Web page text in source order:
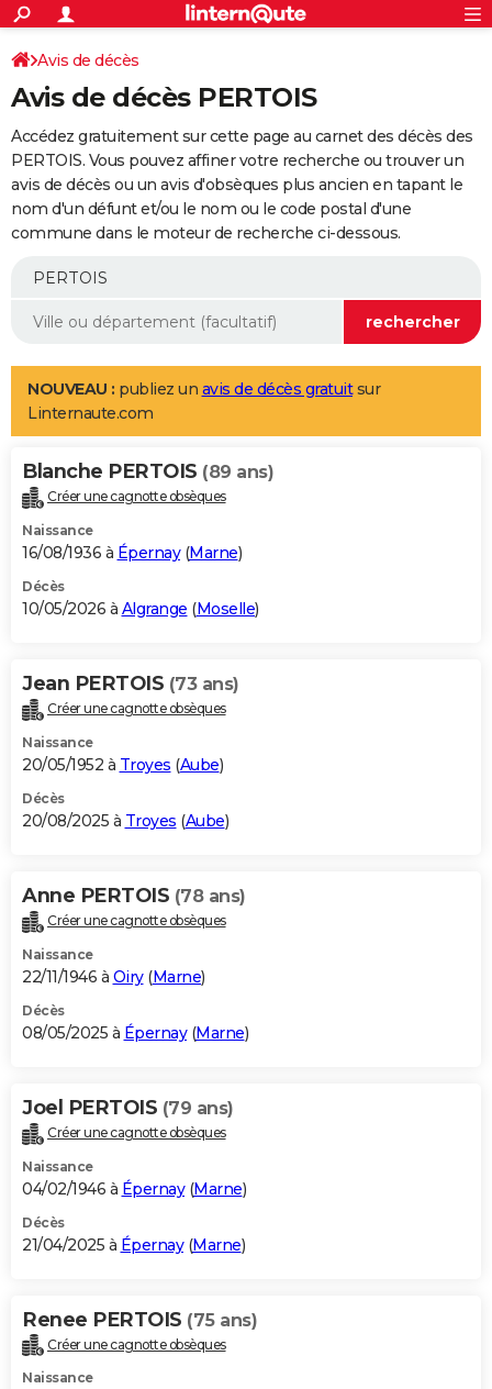
ACTUALITÉS
Politique
Société
Faits Divers
Education
Monde
Villes
+
SPORT
Coupe du monde 2026
Football
Tennis
Cyclisme
Rugby
Forum
Programme TV
TNT
Streaming
Cinéma
Sorties cinéma
Musique
+
FINANCE
Retraite
Epargne
Immobilier
Risques naturels par ville
Banque
Assurance
AUTO
Essais
Réserver un essai
Citadines
Berlines
SUV
Forum auto
+
Mobiles
Meilleur smartphone
Internet
Ordinateurs
Jeux vidéo
Guide high-tech
Aménagement intérieur
LIFESTYLE
Art de vivre
Bien-être
Loisirs
Mode
Modes de vie
Alimentation
Guide de la santé
Maladies
Médicaments
Sommeil
VOYAGE
Destinations
City break
Voyage nature
Voyage de noces
Forum
Climat
+PHOTO
GUIDES D'ACHAT
BONS PLANS
Carte de Noël
Carte Bonne année
Carte Saint-Valentin
Carte Pâques
Carte d'anniversaire
DICTIONNAIRE
Dictionnaire
Biographies
Citations
Expressions
Proverbes
PROGRAMME TV
S'inscrire
Se connecter
Lycées
Collèges
Primaires
Universités
Entreprises
Service militaire
Avis de recherche
AVIS DE DÉCÈS
Bricolage
Lifestyle
Culture
Sport
Auto
Television
Voyage
Cinema
Avis de décès
Avis de décès PERTOIS
Accédez gratuitement sur cette page au carnet des décès des
PERTOIS. Vous pouvez affiner votre recherche ou trouver un
avis de décès ou un avis d'obsèques plus ancien en tapant le
nom d'un défunt et/ou le nom ou le code postal d'une
commune dans le moteur de recherche ci-dessous.
NOUVEAU : publiez un avis de décès gratuitsur
Linternaute.com
Blanche PERTOIS (89 ans)
Créer une cagnotte obsèques
Naissance
16/08/1936 à Épernay(Marne)
Décès
10/05/2026 à Algrange (Moselle)
Jean PERTOIS (73 ans)
Créer une cagnotte obsèques
Naissance
20/05/1952 à Troyes (Aube)
Décès
20/08/2025 à Troyes (Aube)
Anne PERTOIS (78 ans)
Créer une cagnotte obsèques
Naissance
22/11/1946 à Oiry(Marne)
Décès
08/05/2025 à Épernay(Marne)
Joel PERTOIS (79 ans)
Créer une cagnotte obsèques
Naissance
04/02/1946 à Épernay(Marne)
Décès
21/04/2025 à Épernay(Marne)
Renee PERTOIS (75 ans)
Créer une cagnotte obsèques
Naissance